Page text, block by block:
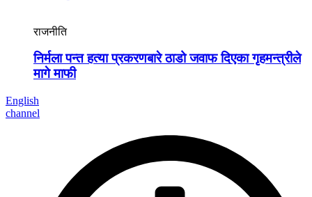
राजनीति
निर्मला पन्त हत्या प्रकरणबारे ठाडो जवाफ दिएका गृहमन्त्रीले
मागे माफी
English
channel